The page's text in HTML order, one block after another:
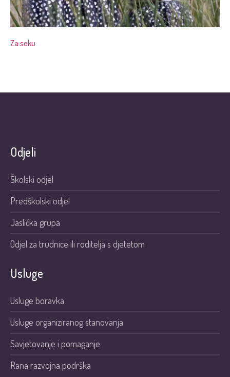
Za seku
Odjeli
Školski odjel
Predškolski odjel
Jaslička grupa
Odjel za trudnice ili roditelja s djetetom
Usluge
Usluge boravka
Usluge organiziranog stanovanja
Savjetovanje i pomaganje
Rana razvojna podrška